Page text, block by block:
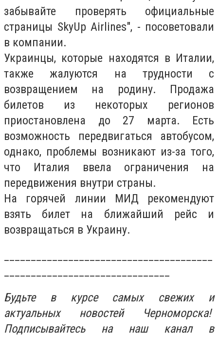
забывайте проверять официальные
страницы SkyUp Airlines", - посоветовали
в компании.
Украинцы, которые находятся в Италии,
также жалуются на трудности с
возвращением на родину. Продажа
билетов из некоторых регионов
приостановлена до 27 марта. Есть
возможность передвигаться автобусом,
однако, проблемы возникают из-за того,
что Италия ввела ограничения на
передвижения внутри страны.
На горячей линии МИД рекомендуют
взять билет на ближайший рейс и
возвращаться в Украину.
Будьте в курсе самых свежих и
актуальных новостей Черноморска!
Подписывайтесь на наш канал в